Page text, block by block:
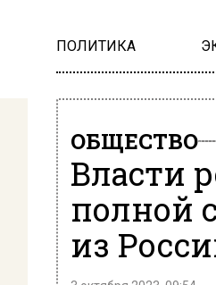
ПОЛИТИКА
ОБЩЕСТВО
Власти
полной
из